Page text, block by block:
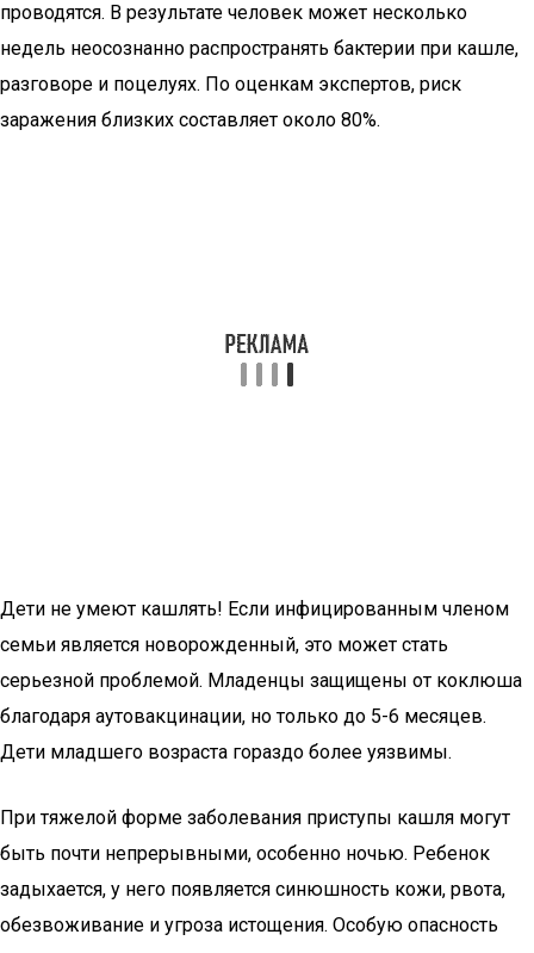
проводятся. В результате человек может несколько
недель неосознанно распространять бактерии при кашле,
разговоре и поцелуях. По оценкам экспертов, риск
заражения близких составляет около 80%.
Дети не умеют кашлять! Если инфицированным членом
семьи является новорожденный, это может стать
серьезной проблемой. Младенцы защищены от коклюша
благодаря аутовакцинации, но только до 5-6 месяцев.
Дети младшего возраста гораздо более уязвимы.
При тяжелой форме заболевания приступы кашля могут
быть почти непрерывными, особенно ночью. Ребенок
задыхается, у него появляется синюшность кожи, рвота,
обезвоживание и угроза истощения. Особую опасность